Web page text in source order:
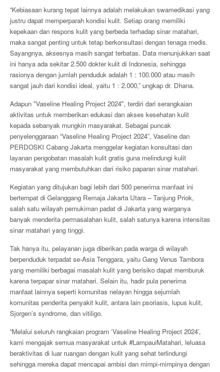
“Kebiasaan kurang tepat lainnya adalah melakukan swamedikasi yang
justru dapat memperparah kondisi kulit. Setiap orang memiliki
kepekaan dan respons kulit yang berbeda terhadap sinar matahari,
maka sangat penting untuk tetap berkonsultasi dengan tenaga medis.
Sayangnya, aksesnya masih sangat terbatas. Data menunjukkan saat
ini hanya ada sekitar 2.500 dokter kulit di Indonesia, sehingga
rasionya dengan jumlah penduduk adalah 1 : 100.000 atau masih
sangat jauh dari kondisi ideal, yaitu 1 : 2.000,” ungkap dr. Dhana.
Adapun "Vaseline Healing Project 2024", terdiri dari serangkaian
aktivitas untuk memberikan edukasi dan akses kesehatan kulit
kepada sebanyak mungkin masyarakat. Sebagai puncak
penyelenggaraan “Vaseline Healing Project 2024”, Vaseline dan
PERDOSKI Cabang Jakarta menggelar kegiatan konsultasi dan
layanan pengobatan masalah kulit gratis guna melindungi kulit
masyarakat yang membutuhkan dari risiko paparan sinar matahari.
Kegiatan yang ditujukan bagi lebih dari 500 penerima manfaat ini
bertempat di Gelanggang Remaja Jakarta Utara – Tanjung Priok,
salah satu wilayah pemukiman padat di Jakarta yang warganya
banyak menderita permasalahan kulit, salah satunya karena intensitas
sinar matahari yang tinggi.
Tak hanya itu, pelayanan juga diberikan pada warga di wilayah
berpenduduk terpadat se-Asia Tenggara, yaitu Gang Venus Tambora
yang memiliki berbagai masalah kulit yang berisiko dapat memburuk
karena terpapar sinar matahari. Selain itu, hadir pula penerima
manfaat lainnya seperti komunitas nelayan hingga sejumlah
komunitas penderita penyakit kulit, antara lain psoriasis, lupus kulit,
Sjorgen’s syndrome, dan vitiligo.
“Melalui seluruh rangkaian program ‘Vaseline Healing Project 2024’,
kami mengajak semua masyarakat untuk #LampauiMatahari, leluasa
beraktivitas di luar ruangan dengan kulit yang sehat terlindungi
sehingga mereka dapat mencapai ambisi dan mimpi-mimpinya dengan